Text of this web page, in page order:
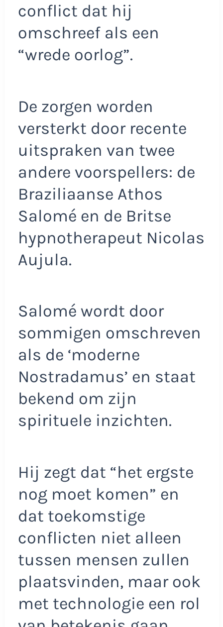
conflict dat hij
omschreef als een
“wrede oorlog”.
De zorgen worden
versterkt door recente
uitspraken van twee
andere voorspellers: de
Braziliaanse Athos
Salomé en de Britse
hypnotherapeut Nicolas
Aujula.
Salomé wordt door
sommigen omschreven
als de ‘moderne
Nostradamus’ en staat
bekend om zijn
spirituele inzichten.
Hij zegt dat “het ergste
nog moet komen” en
dat toekomstige
conflicten niet alleen
tussen mensen zullen
plaatsvinden, maar ook
met technologie een rol